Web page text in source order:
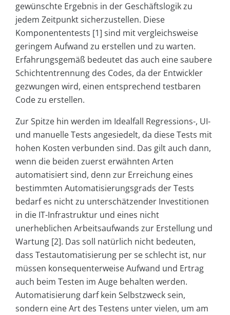
gewünschte Ergebnis in der Geschäftslogik zu
jedem Zeitpunkt sicherzustellen. Diese
Komponententests [1] sind mit vergleichsweise
geringem Aufwand zu erstellen und zu warten.
Erfahrungsgemäß bedeutet das auch eine saubere
Schichtentrennung des Codes, da der Entwickler
gezwungen wird, einen entsprechend testbaren
Code zu erstellen.
Zur Spitze hin werden im Idealfall Regressions-, UI-
und manuelle Tests angesiedelt, da diese Tests mit
hohen Kosten verbunden sind. Das gilt auch dann,
wenn die beiden zuerst erwähnten Arten
automatisiert sind, denn zur Erreichung eines
bestimmten Automatisierungsgrads der Tests
bedarf es nicht zu unterschätzender Investitionen
in die IT-Infrastruktur und eines nicht
unerheblichen Arbeitsaufwands zur Erstellung und
Wartung [2]. Das soll natürlich nicht bedeuten,
dass Testautomatisierung per se schlecht ist, nur
müssen konsequenterweise Aufwand und Ertrag
auch beim Testen im Auge behalten werden.
Automatisierung darf kein Selbstzweck sein,
sondern eine Art des Testens unter vielen, um am